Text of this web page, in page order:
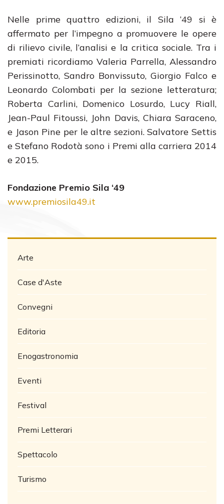
Nelle prime quattro edizioni, il Sila ’49 si è
affermato per l’impegno a promuovere le opere
di rilievo civile, l’analisi e la critica sociale. Tra i
premiati ricordiamo Valeria Parrella, Alessandro
Perissinotto, Sandro Bonvissuto, Giorgio Falco e
Leonardo Colombati per la sezione letteratura;
Roberta Carlini, Domenico Losurdo, Lucy Riall,
Jean-Paul Fitoussi, John Davis, Chiara Saraceno,
e Jason Pine per le altre sezioni. Salvatore Settis
e Stefano Rodotà sono i Premi alla carriera 2014
e 2015.
Fondazione Premio Sila ‘49
www.premiosila49.it
Arte
Case d'Aste
Convegni
Editoria
Enogastronomia
Eventi
Festival
Premi Letterari
Spettacolo
Turismo